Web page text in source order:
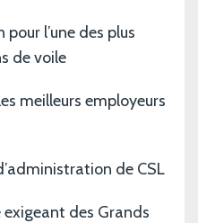
l’une des plus
de voile
meilleurs employeurs
de CSL
des Grands